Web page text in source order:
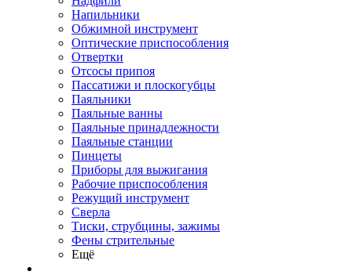
Напильники
Обжимной инструмент
Оптические приспособления
Отвертки
Отсосы припоя
Пассатижи и плоскогубцы
Паяльники
Паяльные ванны
Паяльные принадлежности
Паяльные станции
Пинцеты
Приборы для выжигания
Рабочие приспособления
Режущий инструмент
Сверла
Тиски, струбцины, зажимы
Фены стрительные
Ещё